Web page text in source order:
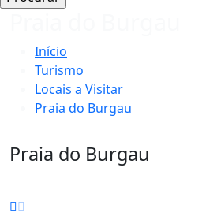
Início
Turismo
Locais a Visitar
Praia do Burgau
Praia do Burgau